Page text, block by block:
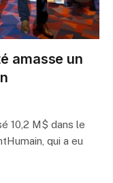
amasse un
10,2 M$ dans le
qui a eu